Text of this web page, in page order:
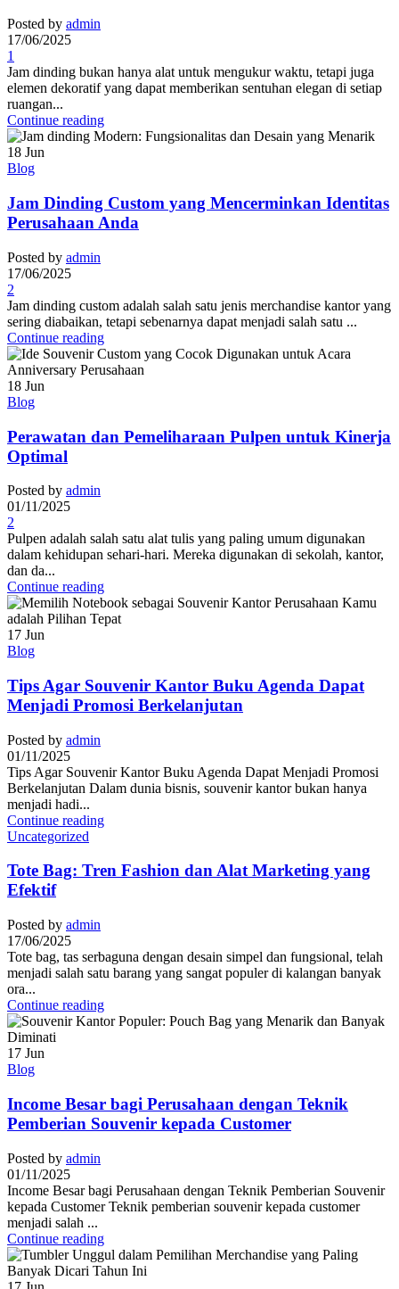
Posted by admin
17/06/2025
1
Jam dinding bukan hanya alat untuk mengukur waktu, tetapi juga
elemen dekoratif yang dapat memberikan sentuhan elegan di setiap
ruangan...
Continue reading
18 Jun
Blog
Jam Dinding Custom yang Mencerminkan Identitas
Perusahaan Anda
Posted by admin
17/06/2025
2
Jam dinding custom adalah salah satu jenis merchandise kantor yang
sering diabaikan, tetapi sebenarnya dapat menjadi salah satu ...
Continue reading
18 Jun
Blog
Perawatan dan Pemeliharaan Pulpen untuk Kinerja
Optimal
Posted by admin
01/11/2025
2
Pulpen adalah salah satu alat tulis yang paling umum digunakan
dalam kehidupan sehari-hari. Mereka digunakan di sekolah, kantor,
dan da...
Continue reading
17 Jun
Blog
Tips Agar Souvenir Kantor Buku Agenda Dapat
Menjadi Promosi Berkelanjutan
Posted by admin
01/11/2025
Tips Agar Souvenir Kantor Buku Agenda Dapat Menjadi Promosi
Berkelanjutan Dalam dunia bisnis, souvenir kantor bukan hanya
menjadi hadi...
Continue reading
Uncategorized
Tote Bag: Tren Fashion dan Alat Marketing yang
Efektif
Posted by admin
17/06/2025
Tote bag, tas serbaguna dengan desain simpel dan fungsional, telah
menjadi salah satu barang yang sangat populer di kalangan banyak
ora...
Continue reading
17 Jun
Blog
Income Besar bagi Perusahaan dengan Teknik
Pemberian Souvenir kepada Customer
Posted by admin
01/11/2025
Income Besar bagi Perusahaan dengan Teknik Pemberian Souvenir
kepada Customer Teknik pemberian souvenir kepada customer
menjadi salah ...
Continue reading